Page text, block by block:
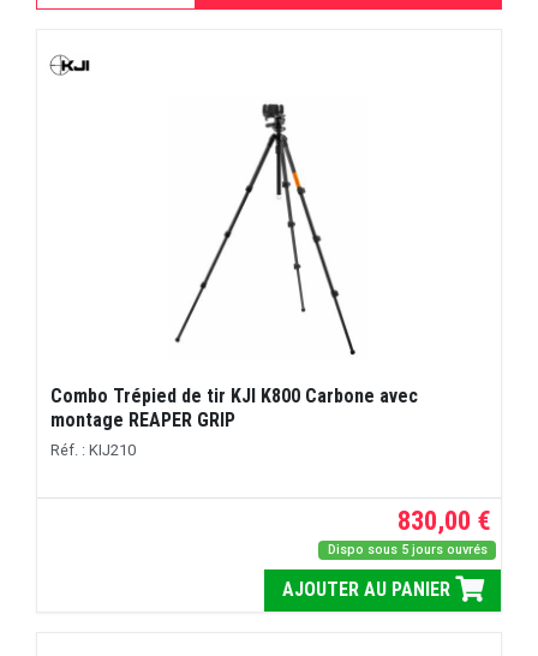
Combo Trépied de tir KJI K800 Carbone avec
montage REAPER GRIP
Réf. : KIJ210
830,00 €
Dispo sous 5 jours ouvrés
AJOUTER AU PANIER